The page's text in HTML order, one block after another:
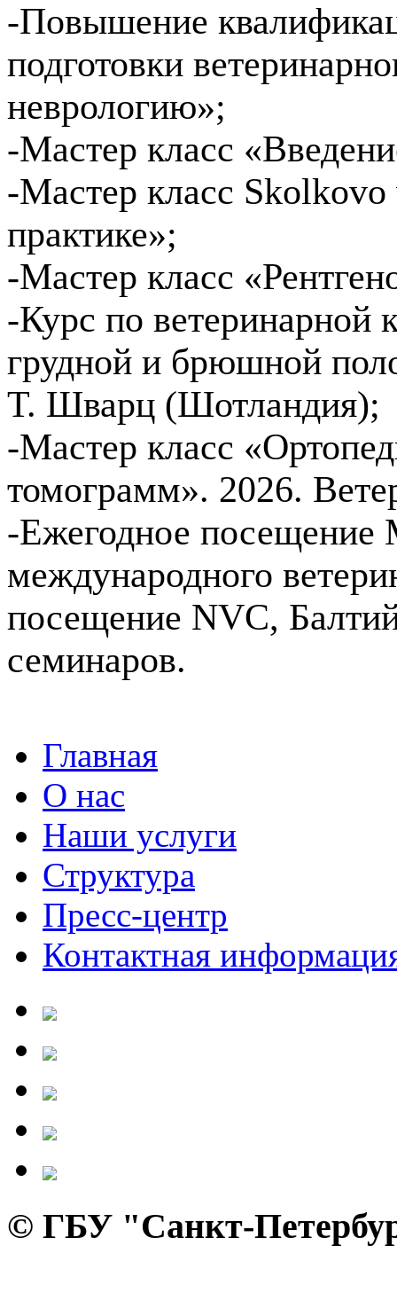
-Повышение
подготовки
неврологию»;
-Мастер класс
-Мастер класс
практике»;
-Мастер класс
-Курс по ветеринарной
грудной и брюшной
Т. Шварц (Шотландия);
-Мастер класс
томограмм». 2026.
-Ежегодное посещение
международного
посещение NVC,
семинаров.
Главная
О нас
Наши услуги
Структура
Пресс-центр
Контактная
© ГБУ "Санкт-